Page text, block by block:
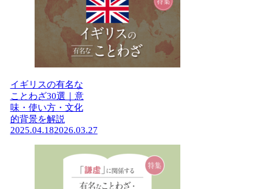
イギリスの有名な
ことわざ30選｜意
味・使い方・文化
的背景を解説
2025.04.182026.03.27